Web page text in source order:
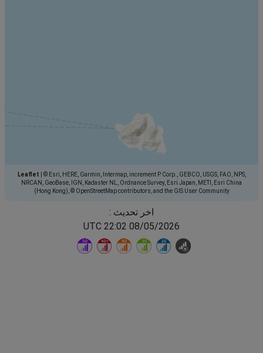
Leaflet
© Esri, HERE, Garmin, Intermap, increment P Corp., GEBCO, USGS, FAO, NPS,
NRCAN, GeoBase, IGN, Kadaster NL, Ordnance Survey, Esri Japan, METI, Esri China
(Hong Kong), © OpenStreetMap contributors, and the GIS User Community
اخر تحديث :
08/05/2026 22:02 UTC